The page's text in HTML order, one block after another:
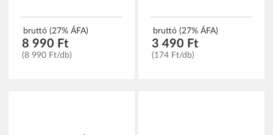
bruttó (27% ÁFA)
8 990 Ft
(8 990 Ft/db)
bruttó (27% ÁFA)
3 490 Ft
(174 Ft/db)